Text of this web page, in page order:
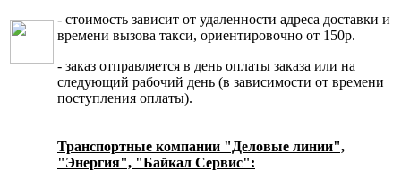
- стоимость зависит от удаленности адреса доставки и
времени вызова такси, ориентировочно от 150р.
- заказ отправляется в день оплаты заказа или на
следующий рабочий день (в зависимости от времени
поступления оплаты).
Транспортные компании "Деловые линии",
"Энергия", "Байкал Сервис":